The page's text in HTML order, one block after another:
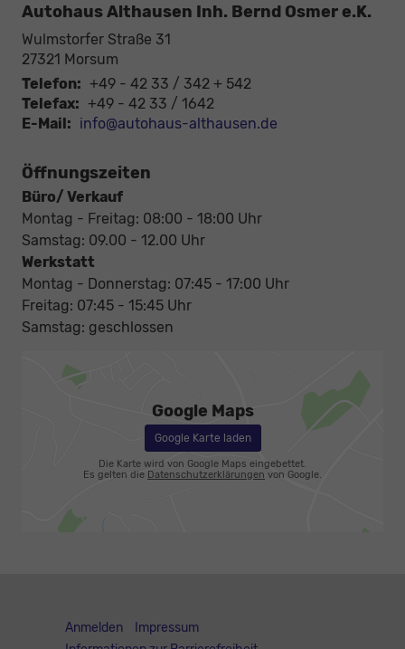
Autohaus Althausen Inh. Bernd Osmer e.K.
Wulmstorfer Straße 31
27321 Morsum
Telefon: +49 - 42 33 / 342 + 542
Telefax: +49 - 42 33 / 1642
E-Mail: info@autohaus-althausen.de
Öffnungszeiten
Büro/ Verkauf
Montag - Freitag: 08:00 - 18:00 Uhr
Samstag: 09.00 - 12.00 Uhr
Werkstatt
Montag - Donnerstag: 07:45 - 17:00 Uhr
Freitag: 07:45 - 15:45 Uhr
Samstag: geschlossen
Google Maps
Google Karte laden
Die Karte wird von Google Maps eingebettet.
Es gelten die Datenschutzerklärungen von Google.
Anmelden
Impressum